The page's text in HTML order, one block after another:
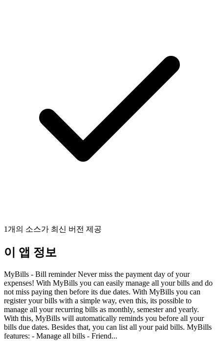
1개의 소스가 최신 버전 제공
이 앱 정보
MyBills - Bill reminder Never miss the payment day of your
expenses! With MyBills you can easily manage all your bills and do
not miss paying then before its due dates. With MyBills you can
register your bills with a simple way, even this, its possible to
manage all your recurring bills as monthly, semester and yearly.
With this, MyBills will automatically reminds you before all your
bills due dates. Besides that, you can list all your paid bills. MyBills
features: - Manage all bills - Friend...